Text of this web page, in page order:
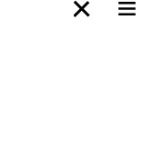
X-projet